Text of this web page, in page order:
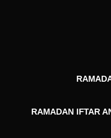
RAMADAN IFTAR